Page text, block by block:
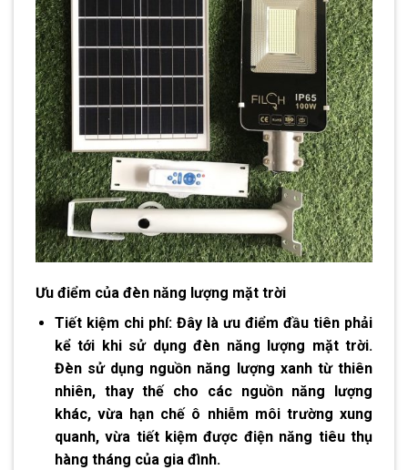
Ưu điểm của đèn năng lượng mặt trời
Tiết kiệm chi phí:Đây là ưu điểm đầu tiên phải
kể tới khi sử dụng đèn năng lượng mặt trời.
Đèn sử dụng nguồn năng lượng xanh từ thiên
nhiên, thay thế cho các nguồn năng lượng
khác, vừa hạn chế ô nhiễm môi trường xung
quanh, vừa tiết kiệm được điện năng tiêu thụ
hàng tháng của gia đình.